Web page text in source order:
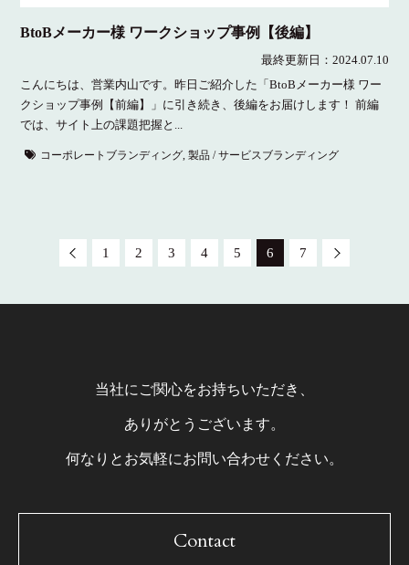
BtoBメーカー様 ワークショップ事例【後編】
最終更新日： 2024.07.10
こんにちは、営業内山です。昨日ご紹介した「BtoBメーカー様 ワー
クショップ事例【前編】」に引き続き、後編をお届けします！ 前編
では、サイト上の課題把握と...
コーポレートブランディング ,製品 / サービスブランディング
1 2 3 4 5 6 7
当社にご関心をお持ちいただき、
ありがとうございます。
何なりとお気軽にお問い合わせください。
Contact